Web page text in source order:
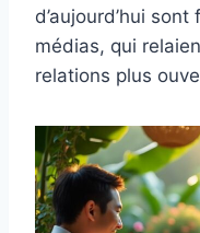
d’aujourd’hui
médias, qui
relations plus